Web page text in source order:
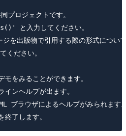
プロジェクトです。
と入力してください。
を出版物で引用する際の形式につい
ださい。
をみることができます。
ンヘルプが出ます。
ラウザによるヘルプがみられます